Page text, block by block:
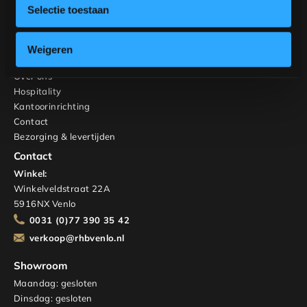
Selectie toestaan
Weigeren
Kasten en TV-meubels
Interieuradvies
RHB Home & Living
Over ons
Hospitality
Kantoorinrichting
Contact
Bezorging & levertijden
Contact
Winkel:
Winkelveldstraat 22A
5916NX Venlo
0031 (0)77 390 35 42
verkoop@rhbvenlo.nl
Showroom
Maandag: gesloten
Dinsdag: gesloten